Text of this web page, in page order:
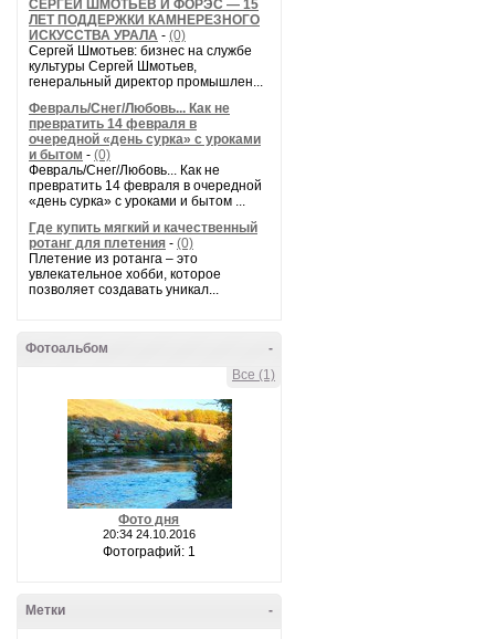
СЕРГЕЙ ШМОТЬЕВ И ФОРЭС — 15
ЛЕТ ПОДДЕРЖКИ КАМНЕРЕЗНОГО
ИСКУССТВА УРАЛА - (0)
Сергей Шмотьев: бизнес на службе
культуры Сергей Шмотьев,
генеральный директор промышлен...
Февраль/Снег/Любовь... Как не
превратить 14 февраля в
очередной «день сурка» с уроками
и бытом - (0)
Февраль/Снег/Любовь... Как не
превратить 14 февраля в очередной
«день сурка» с уроками и бытом ...
Где купить мягкий и качественный
ротанг для плетения - (0)
Плетение из ротанга – это
увлекательное хобби, которое
позволяет создавать уникал...
-
Фотоальбом
Все (1)
Фото дня
20:34 24.10.2016
Фотографий: 1
-
Метки